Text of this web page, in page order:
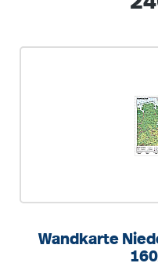
Wandkarte